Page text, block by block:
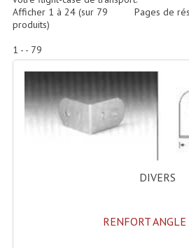
Pieds
Selecteurs Audio
Amplificateurs
Amplificateurs Multi-
Casques Stéréo
Pages de
Afficher 1 à 24(sur 79
produits)
1 - - 79
DIVERS
RENFORT